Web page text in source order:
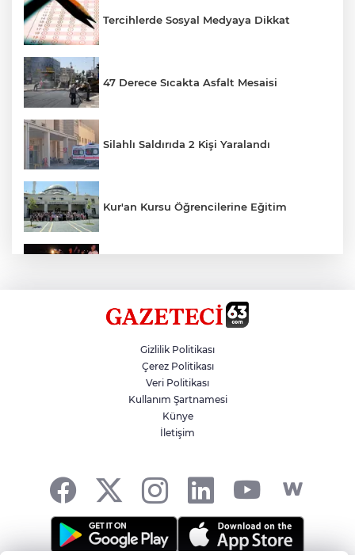
Tercihlerde Sosyal Medyaya Dikkat
47 Derece Sıcakta Asfalt Mesaisi
Silahlı Saldırıda 2 Kişi Yaralandı
Kur'an Kursu Öğrencilerine Eğitim
Siverek’te Mahmut Gülel Dönemi
Filistin Konvoyuna Coşkulu Karşılama
Gizlilik Politikası
Çerez Politikası
Veri Politikası
Kullanım Şartnamesi
Künye
İletişim